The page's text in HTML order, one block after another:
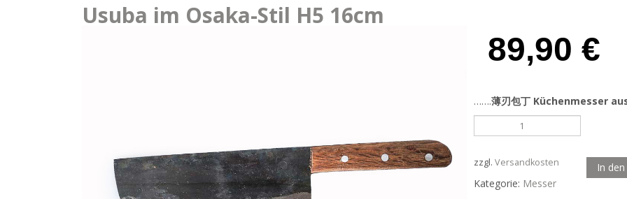
Usuba im Osaka-Stil H5 16cm
89,90 €
…….薄刃包丁 Küchenmesser
im
Stil
H5
16cm
zzgl. Versandkosten
Kategorie: Messer
In